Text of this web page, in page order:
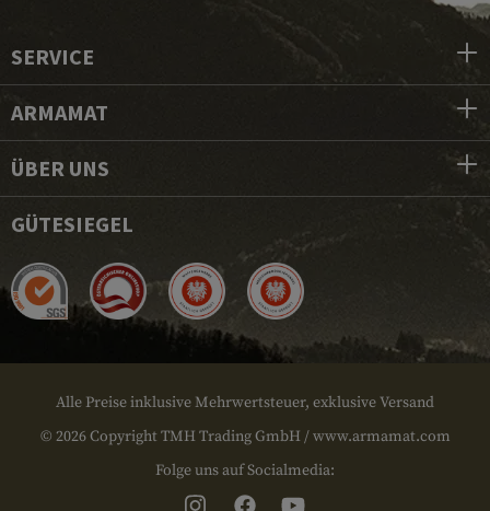
SERVICE
ARMAMAT
ÜBER UNS
GÜTESIEGEL
Alle Preise inklusive Mehrwertsteuer, exklusive Versand
© 2026 Copyright TMH Trading GmbH / www.armamat.com
Folge uns auf Socialmedia: